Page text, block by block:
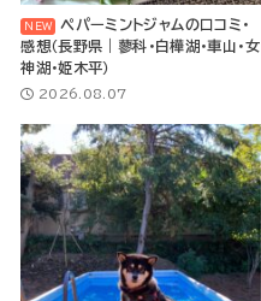
ペパーミントジャムの口コミ・
感想（長野県｜蓼科・白樺湖・車山・女
神湖・姫木平）
2026.08.07